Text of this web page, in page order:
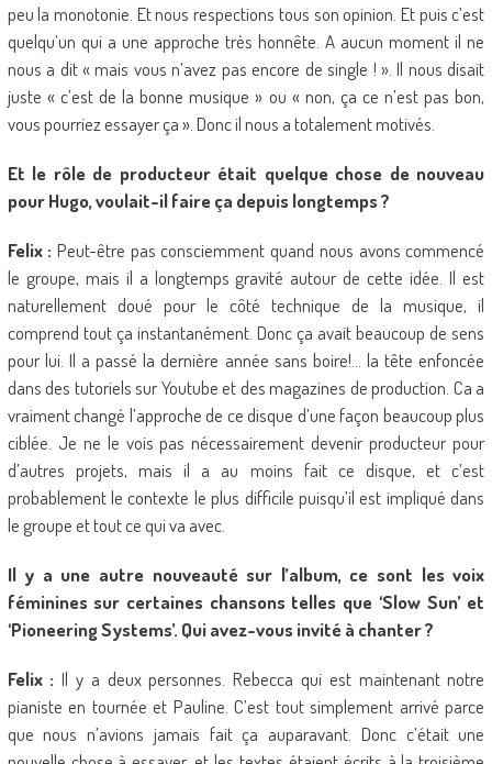
peu la monotonie. Et nous respections tous son opinion. Et puis c’est
quelqu’un qui a une approche très honnête. A aucun moment il ne
nous a dit « mais vous n’avez pas encore de single ! ». Il nous disait
juste « c’est de la bonne musique » ou « non, ça ce n’est pas bon,
vous pourriez essayer ça ». Donc il nous a totalement motivés.
Et le rôle de producteur était quelque chose de nouveau
pour Hugo, voulait-il faire ça depuis longtemps ?
Felix : Peut-être pas consciemment quand nous avons commencé
le groupe, mais il a longtemps gravité autour de cette idée. Il est
naturellement doué pour le côté technique de la musique, il
comprend tout ça instantanément. Donc ça avait beaucoup de sens
pour lui. Il a passé la dernière année sans boire!… la tête enfoncée
dans des tutoriels sur Youtube et des magazines de production. Ca a
vraiment changé l’approche de ce disque d’une façon beaucoup plus
ciblée. Je ne le vois pas nécessairement devenir producteur pour
d’autres projets, mais il a au moins fait ce disque, et c’est
probablement le contexte le plus difficile puisqu’il est impliqué dans
le groupe et tout ce qui va avec.
Il y a une autre nouveauté sur l’album, ce sont les voix
féminines sur certaines chansons telles que ‘Slow Sun’ et
‘Pioneering Systems’. Qui avez-vous invité à chanter ?
Felix : Il y a deux personnes. Rebecca qui est maintenant notre
pianiste en tournée et Pauline. C’est tout simplement arrivé parce
que nous n’avions jamais fait ça auparavant. Donc c’était une